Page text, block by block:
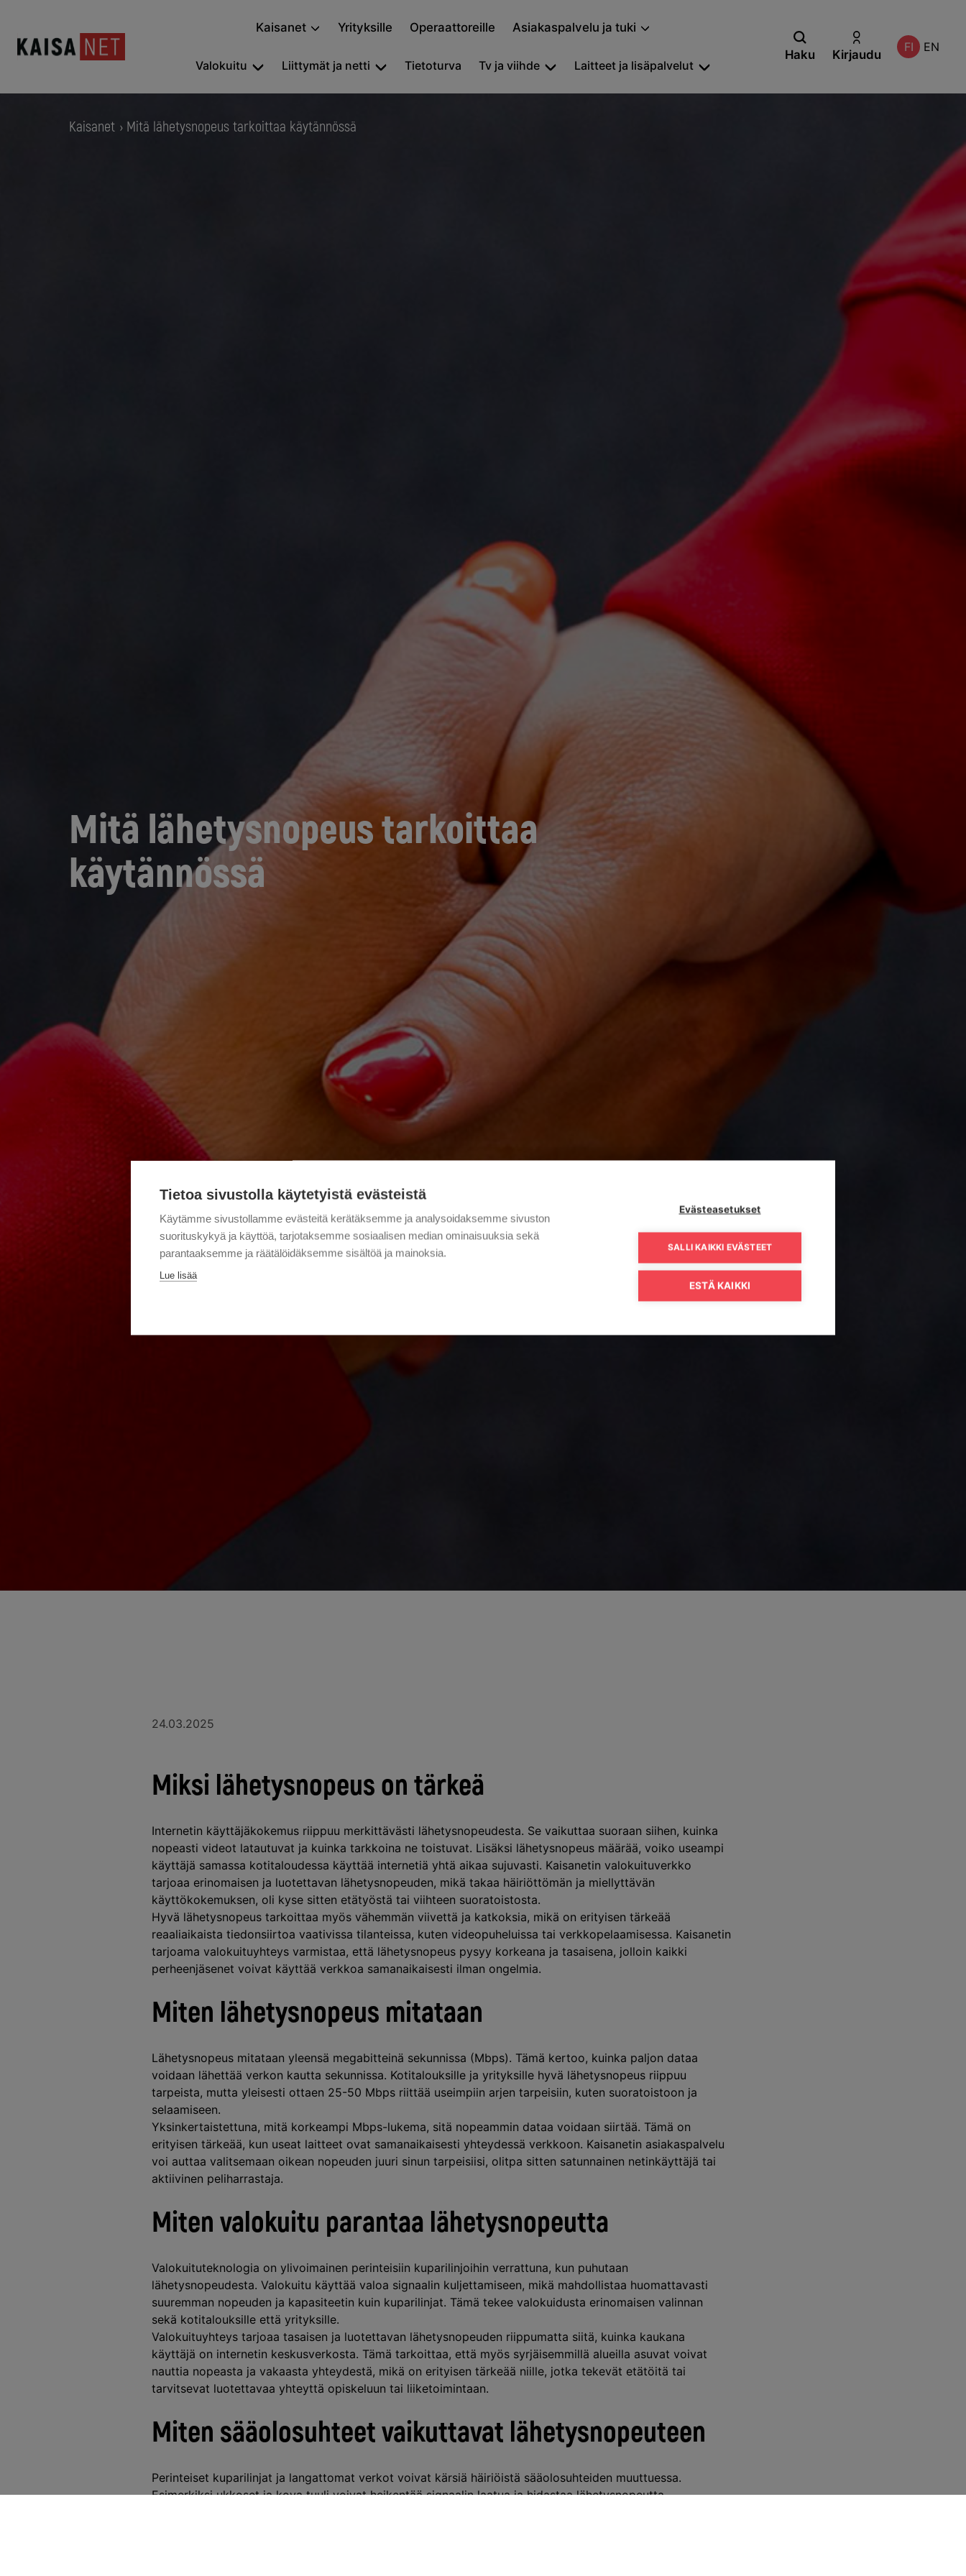
Kaisanet Yrityksille Operaattoreille Asiakaspalvelu ja tuki
Valokuitu Liittymät ja netti Tietoturva Tv ja viihde Laitteet ja lisäpalvelut
Haku Kirjaudu
FI EN
Kaisanet › Mitä lähetysnopeus tarkoittaa käytännössä
Mitä lähetysnopeus tarkoittaa
käytännössä
24.03.2025
Miksi lähetysnopeus on tärkeä
Internetin käyttäjäkokemus riippuu merkittävästi lähetysnopeudesta. Se vaikuttaa suoraan siihen, kuinka
nopeasti videot latautuvat ja kuinka tarkkoina ne toistuvat. Lisäksi lähetysnopeus määrää, voiko useampi
käyttäjä samassa kotitaloudessa käyttää internetiä yhtä aikaa sujuvasti. Kaisanetin valokuituverkko
tarjoaa erinomaisen ja luotettavan lähetysnopeuden, mikä takaa häiriöttömän ja miellyttävän
käyttökokemuksen, oli kyse sitten etätyöstä tai viihteen suoratoistosta.
Hyvä lähetysnopeus tarkoittaa myös vähemmän viivettä ja katkoksia, mikä on erityisen tärkeää
reaaliaikaista tiedonsiirtoa vaativissa tilanteissa, kuten videopuheluissa tai verkkopelaamisessa. Kaisanetin
tarjoama valokuituyhteys varmistaa, että lähetysnopeus pysyy korkeana ja tasaisena, jolloin kaikki
perheenjäsenet voivat käyttää verkkoa samanaikaisesti ilman ongelmia.
Miten lähetysnopeus mitataan
Lähetysnopeus mitataan yleensä megabitteinä sekunnissa (Mbps). Tämä kertoo, kuinka paljon dataa
voidaan lähettää verkon kautta sekunnissa. Kotitalouksille ja yrityksille hyvä lähetysnopeus riippuu
tarpeista, mutta yleisesti ottaen 25-50 Mbps riittää useimpiin arjen tarpeisiin, kuten suoratoistoon ja
selaamiseen.
Yksinkertaistettuna, mitä korkeampi Mbps-lukema, sitä nopeammin dataa voidaan siirtää. Tämä on
erityisen tärkeää, kun useat laitteet ovat samanaikaisesti yhteydessä verkkoon. Kaisanetin asiakaspalvelu
voi auttaa valitsemaan oikean nopeuden juuri sinun tarpeisiisi, olitpa sitten satunnainen netinkäyttäjä tai
aktiivinen peliharrastaja.
Miten valokuitu parantaa lähetysnopeutta
Valokuituteknologia on ylivoimainen perinteisiin kuparilinjoihin verrattuna, kun puhutaan
lähetysnopeudesta. Valokuitu käyttää valoa signaalin kuljettamiseen, mikä mahdollistaa huomattavasti
suuremman nopeuden ja kapasiteetin kuin kuparilinjat. Tämä tekee valokuidusta erinomaisen valinnan
sekä kotitalouksille että yrityksille.
Valokuituyhteys tarjoaa tasaisen ja luotettavan lähetysnopeuden riippumatta siitä, kuinka kaukana
käyttäjä on internetin keskusverkosta. Tämä tarkoittaa, että myös syrjäisemmillä alueilla asuvat voivat
nauttia nopeasta ja vakaasta yhteydestä, mikä on erityisen tärkeää niille, jotka tekevät etätöitä tai
tarvitsevat luotettavaa yhteyttä opiskeluun tai liiketoimintaan.
Miten sääolosuhteet vaikuttavat lähetysnopeuteen
Perinteiset kuparilinjat ja langattomat verkot voivat kärsiä häiriöistä sääolosuhteiden muuttuessa.
Esimerkiksi ukkoset ja kova tuuli voivat heikentää signaalin laatua ja hidastaa lähetysnopeutta
Tietoa sivustolla käytetyistä evästeistä
Käytämme sivustollamme evästeitä kerätäksemme ja analysoidaksemme sivuston
suorituskykyä ja käyttöä, tarjotaksemme sosiaalisen median ominaisuuksia sekä
parantaaksemme ja räätälöidäksemme sisältöä ja mainoksia.
Lue lisää
Evästeasetukset
SALLI KAIKKI EVÄSTEET
ESTÄ KAIKKI